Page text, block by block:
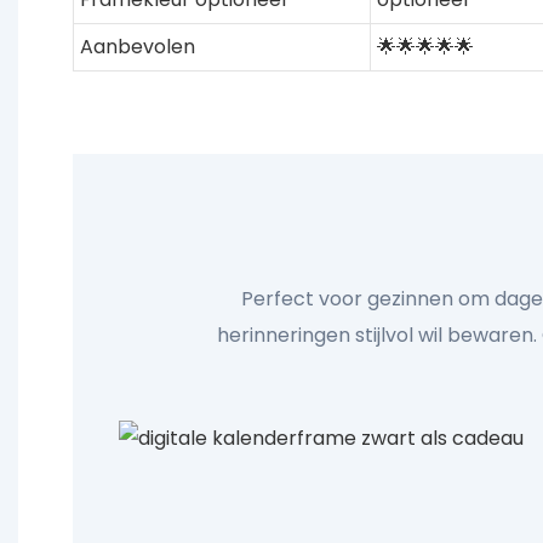
Aanbevolen
🌟🌟🌟🌟🌟
Perfect voor gezinnen om
herinneringen stijlvol wil